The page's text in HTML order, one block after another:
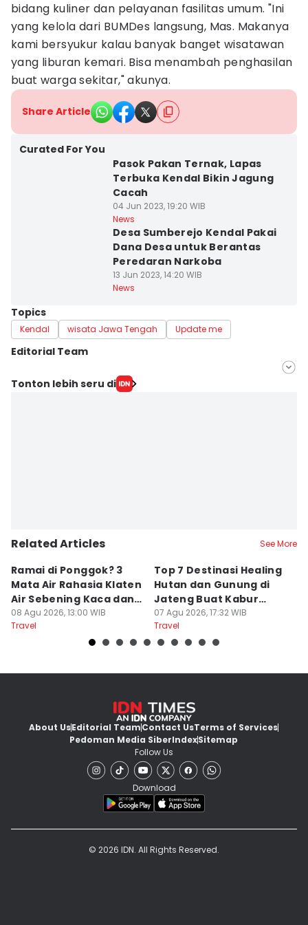
bidang kuliner dan pelayanan fasilitas umum. "Ini
yang kelola dari BUMDes langsung, Mas. Makanya
kami bersyukur kalau banyak banget wisatawan
yang liburan kemari. Bisa menambah penghasilan
buat warga sekitar," akunya.
Share Article
Curated For You
Pasok Pakan Ternak, Lapas
Terbuka Kendal Bikin Jagung
Cacah
04 Jun 2023, 19:20 WIB
News
Desa Sumberejo Kendal Pakai
Dana Desa untuk Berantas
Peredaran Narkoba
13 Jun 2023, 14:20 WIB
News
Topics
Kendal wisata Jawa Tengah Update me
Editorial Team
Editor
Tonton lebih seru di
Related Articles See More
Ramai di Ponggok? 3
Mata Air Rahasia Klaten
Air Sebening Kaca dan
Masih Sepi
08 Agu 2026, 13:00 WIB
Travel
Top 7 Destinasi Healing
Hutan dan Gunung di
Jateng Buat Kabur
Sejenak, Under Rp200
Ribu
07 Agu 2026, 17:32 WIB
Travel
About UsEditorial TeamContact UsTerms of Services
Pedoman Media SiberIndexSitemap
Follow Us
Download
© 2026 IDN. All Rights Reserved.